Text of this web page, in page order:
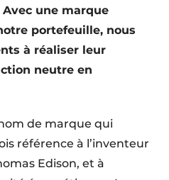
une marque
portefeuille, nous
à réaliser leur
neutre en
de marque qui
référence à l’inventeur
Edison, et à